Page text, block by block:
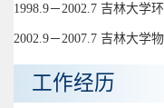
1998.9－2002.7 吉林大学
2002.9－2007.7 吉林大学
工作经历